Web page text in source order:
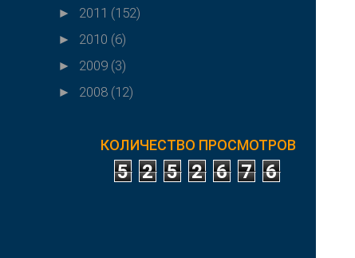
► 2011 (152)
► 2010 (6)
► 2009 (3)
► 2008 (12)
КОЛИЧЕСТВО ПРОСМОТРОВ
5 2 5 2 6 7 6